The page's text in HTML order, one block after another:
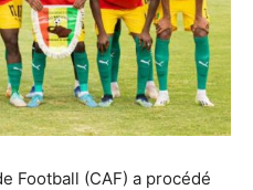
Football (CAF) a procédé